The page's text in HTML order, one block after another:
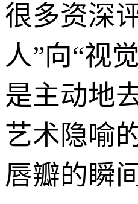
很多资深
人”向“视
是主动地
艺术隐喻
唇瓣的瞬